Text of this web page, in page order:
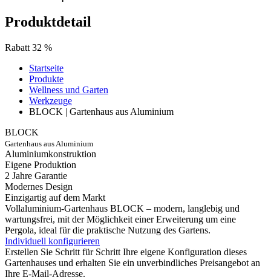
Produktdetail
Rabatt 32 %
Startseite
Produkte
Wellness und Garten
Werkzeuge
BLOCK | Gartenhaus aus Aluminium
BLOCK
Gartenhaus aus Aluminium
Aluminiumkonstruktion
Eigene Produktion
2 Jahre Garantie
Modernes Design
Einzigartig auf dem Markt
Vollaluminium-Gartenhaus BLOCK – modern, langlebig und
wartungsfrei, mit der Möglichkeit einer Erweiterung um eine
Pergola, ideal für die praktische Nutzung des Gartens.
Individuell konfigurieren
Erstellen Sie Schritt für Schritt Ihre eigene Konfiguration dieses
Gartenhauses und erhalten Sie ein unverbindliches Preisangebot an
Ihre E-Mail-Adresse.